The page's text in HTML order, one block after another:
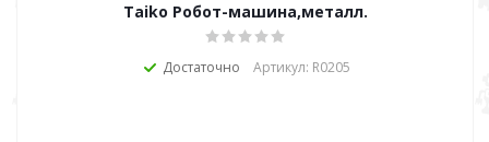
Taiko Робот-машина,металл.
Достаточно Артикул: R0205